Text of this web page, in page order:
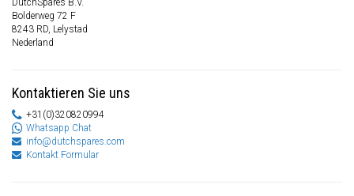
DutchSpares B.V.
Bolderweg 72 F
8243 RD, Lelystad
Nederland
Kontaktieren Sie uns
+31(0)320820994
Whatsapp Chat
info@dutchspares.com
Kontakt Formular